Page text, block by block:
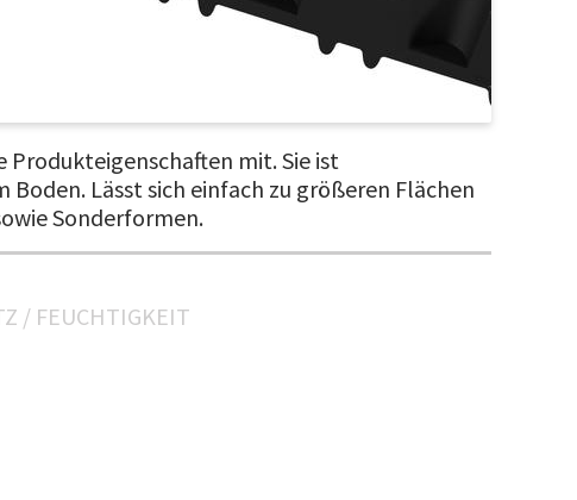
Produkteigenschaften mit. Sie ist
Lässt sich einfach zu größeren Flächen
Sonderformen.
/ FEUCHTIGKEIT